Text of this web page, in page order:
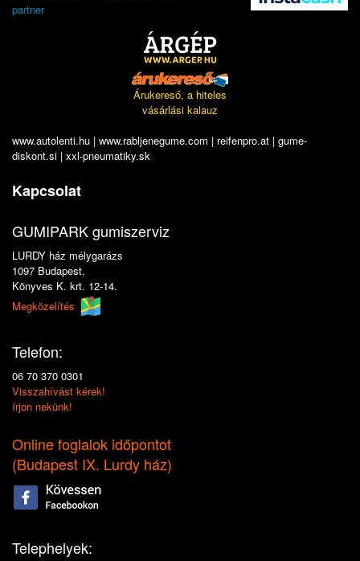
partner
Árukereső, a hiteles
vásárlási kalauz
www.autolenti.hu | www.rabljenegume.com | reifenpro.at | gume-
diskont.si | xxl-pneumatiky.sk
Kapcsolat
GUMIPARK gumiszerviz
LURDY ház mélygarázs
1097 Budapest,
Könyves K. krt. 12-14.
Megközelítés
Telefon:
06 70 370 0301
Visszahívást kérek!
írjon nekünk!
Online foglalok időpontot
(Budapest IX. Lurdy ház)
Telephelyek: